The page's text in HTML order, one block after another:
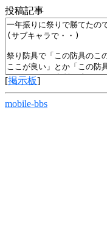
投稿記事
[掲示板]
mobile-bbs